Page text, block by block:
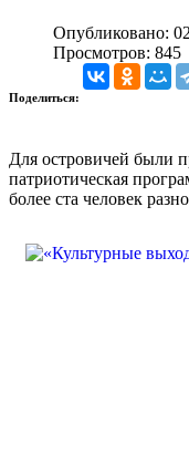
Опубликовано:
Просмотров: 845
Поделиться:
Для островичей были
патриотическая
более ста человек